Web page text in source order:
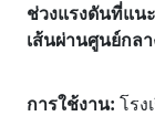
ช่วงแรงดันที่แน
เส้นผ่านศูนย์กล
การใช้งาน: โรง